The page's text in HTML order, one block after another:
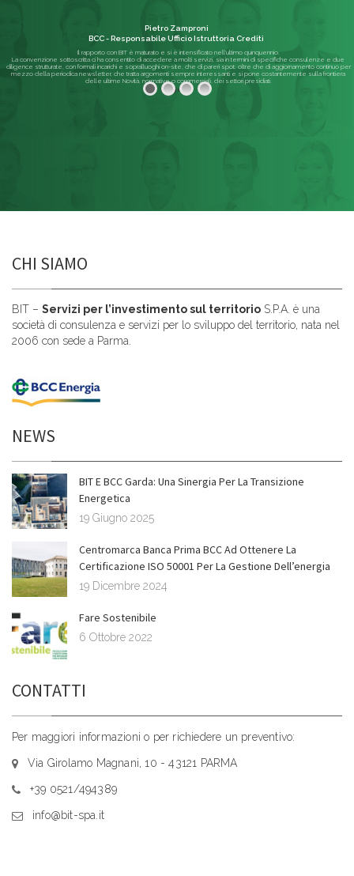
Il rapporto con BIT è maturato e si è intensificato nell'ultimo quinquennio.
La convenzione sottoscritta ci ha consentito di accedere a molti servizi, sia in termini di specifiche consulenze e due
diligence strutturate, con formali incarichi e sopralluoghi on-site, che di pareri spot; oltre che di aggiornamento continuo per
mezzo della periodica newsletter, che tratta argomenti sempre interessanti e si pone costantemente sulla frontiera
delle ultime Novità, normative o commerciali, dei settori presidiati.
Pietro Zamproni
BCC - Responsabile Ufficio Istruttoria Crediti
Leggi di più
CHI SIAMO
BIT – Servizi per l’investimento sul territorio S.P.A. è una
società di consulenza e servizi per lo sviluppo del territorio, nata nel
2006 con sede a Parma.
NEWS
BIT E BCC Garda: Una Sinergia Per La Transizione
Energetica
19 Giugno 2025
Centromarca Banca Prima BCC Ad Ottenere La
Certificazione ISO 50001 Per La Gestione Dell’energia
19 Dicembre 2024
Fare Sostenibile
6 Ottobre 2022
CONTATTI
Per maggiori informazioni o per richiedere un preventivo:
Via Girolamo Magnani, 10 - 43121 PARMA
+39 0521/494389
info@bit-spa.it